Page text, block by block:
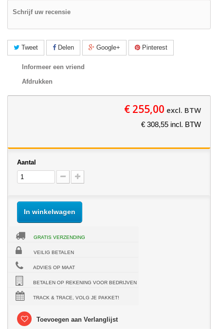
Schrijf uw recensie
Tweet Delen Google+ Pinterest
Informeer een vriend
Afdrukken
€ 255,00 excl. BTW
€ 308,55 incl. BTW
Aantal
In winkelwagen
GRATIS VERZENDING
VEILIG BETALEN
ADVIES OP MAAT
BETALEN OP REKENING VOOR BEDRIJVEN
TRACK & TRACE, VOLG JE PAKKET!
Toevoegen aan Verlanglijst